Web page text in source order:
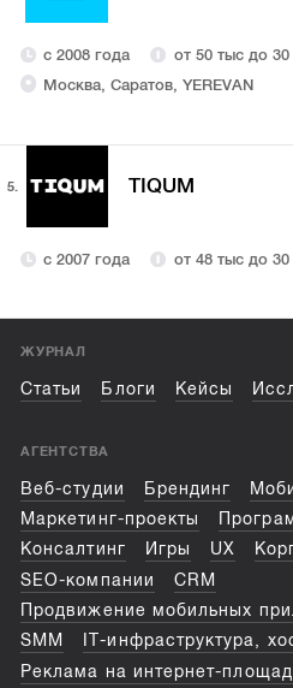
с 2008 года
от 50 тыс до
Москва, Саратов, YEREVAN
5. TIQUM
с 2007 года от 48 тыс до
ЖУРНАЛ
Статьи Блоги Кейсы
АГЕНТСТВА
Веб-студии Брендинг
Маркетинг-проекты
Консалтинг
Игры UX
SEO-компании
CRM
Продвижение мобильных
SMM
IT-инфраструктура,
Реклама на интернет-